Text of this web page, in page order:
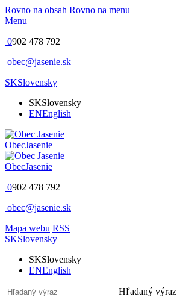
Rovno na obsah Rovno na menu
Menu
0902 478 792
obec@jasenie.sk
SKSlovensky
SKSlovensky
ENEnglish
ObecJasenie
ObecJasenie
0902 478 792
obec@jasenie.sk
Mapa webu RSS
SKSlovensky
SKSlovensky
ENEnglish
Hľadaný výraz